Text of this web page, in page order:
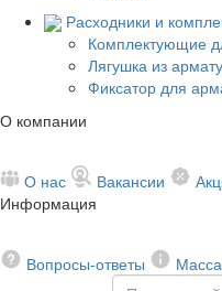
Расходники и
Комплектующие
Лягушка из
Фиксатор для
О компании
О нас Вакансии
Информация
Вопросы-ответы Масса